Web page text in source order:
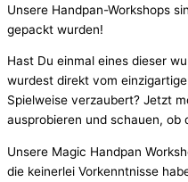
Unsere Handpan-Workshops
gepackt wurden!
Hast Du einmal eines dieser
wurdest direkt vom
Spielweise verzaubert? Jetzt
ausprobieren und schauen, ob
Unsere Magic Handpan
die keinerlei Vorkenntnisse